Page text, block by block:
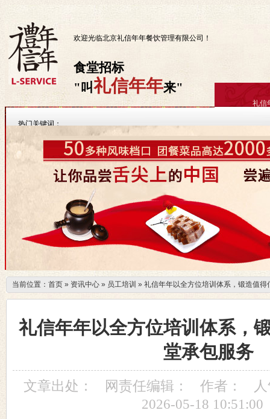
欢迎光临北京礼信年年餐饮管理有限公司！
食堂招标
叫礼信年年来
礼信
热门关键词：
当前位置： 首页 » 资讯中心 » 员工培训 » 礼信年年以全方位培训体系，锻造值得
礼信年年以全方位培训体系，
堂承包服务
文章出处： 网责任编辑： 作者：
2026-05-18 10:51:00